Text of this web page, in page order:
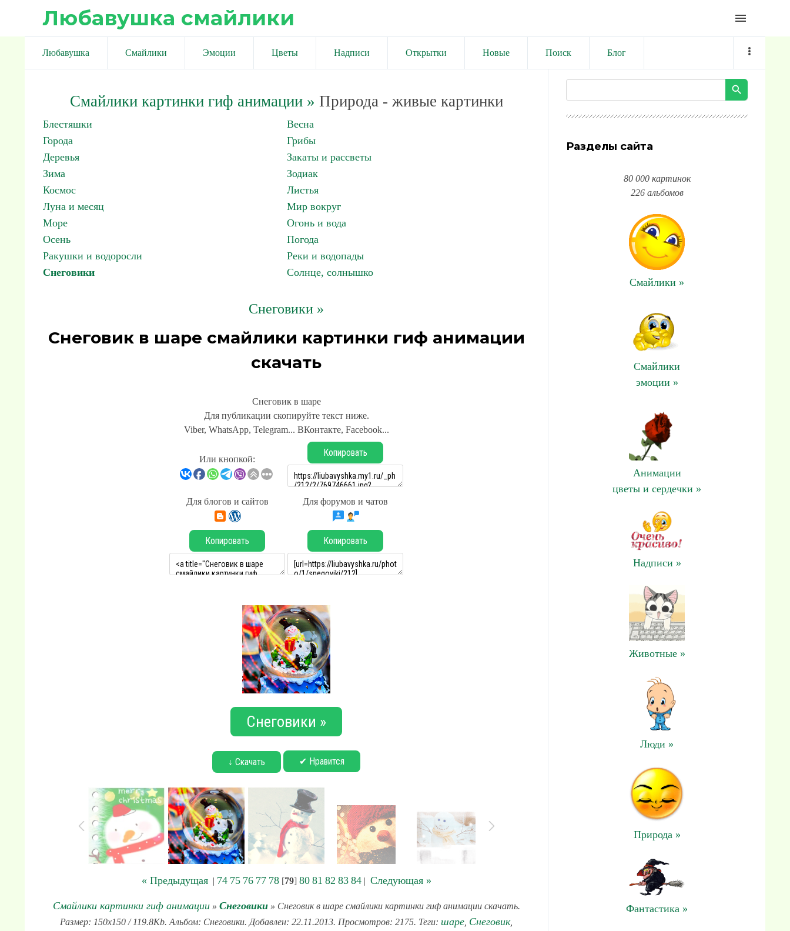
Любавушка смайлики menu
Любавушка Смайлики Эмоции Цветы Надписи Открытки Новые Поиск Блог
Смайлики картинки гиф анимации» Природа - живые картинки
Блестяшки
Весна
Города
Грибы
Деревья
Закаты и рассветы
Зима
Зодиак
Космос
Листья
Луна и месяц
Мир вокруг
Море
Огонь и вода
Осень
Погода
Ракушки и водоросли
Реки и водопады
Снеговики
Солнце, солнышко
Снеговики »
Снеговик в шаре смайлики картинки гиф анимации
скачать
Снеговик в шаре
Для публикации скопируйте текст ниже.
Viber, WhatsApp, Telegram... ВКонтакте, Facebook...
Или кнопкой:
Копировать
Для блогов и сайтов Для форумов и чатов
Копировать Копировать
Снеговики »
↓ Скачать ✔ Нравится
« Предыдущая| 74 75 76 77 78[79] 80 81 82 83 84| Следующая »
Смайлики картинки гиф анимации» Снеговики» Снеговик в шаре смайлики картинки гиф анимации скачать.
Размер: 150x150 / 119.8Kb. Альбом: Снеговики. Добавлен: 22.11.2013. Просмотров: 2175. Теги: шаре Снеговик,
Разделы сайта
80 000 картинок
226 альбомов
Смайлики »
Смайлики
эмоции »
Анимации
цветы и сердечки »
Надписи »
Животные »
Люди »
Природа »
Фантастика »